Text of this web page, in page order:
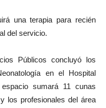
una terapia para recién
del servicio.
Públicos concluyó los
en el Hospital
sumará 11 cunas
los profesionales del área